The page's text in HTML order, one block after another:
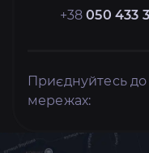
+38050 433
Приєднуйтесь до
мережах: